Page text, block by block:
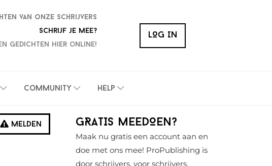
van onze schrijvers
Schrijf je mee?
gedichten hier online!
LOG IN
Community Help
Melden
Primaire
Sidebar
GRATIS MEEDOEN?
Maak nu gratis een account aan en
doe met ons mee! ProPublishing is
door schrijvers, voor schrijvers.